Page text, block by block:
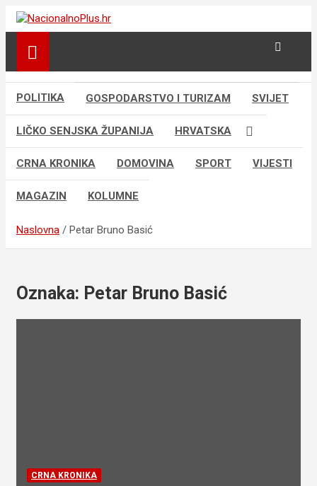
Skip
NacionalnoPlus.hr
Nacija želi znati više
POLITIKA GOSPODARSTVO I TURIZAM SVIJET
LIČKO SENJSKA ŽUPANIJA HRVATSKA
CRNA KRONIKA DOMOVINA SPORT VIJESTI
MAGAZIN KOLUMNE
Naslovna Petar Bruno Basić
Oznaka: Petar Bruno Basić
CRNA KRONIKA